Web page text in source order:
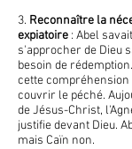
3. Reconnaître la
expiatoire : Abel
s'approcher de Dieu
besoin de
cette compréhension
couvrir le péché.
de Jésus-Christ,
justifie devant Dieu.
mais Caïn non.